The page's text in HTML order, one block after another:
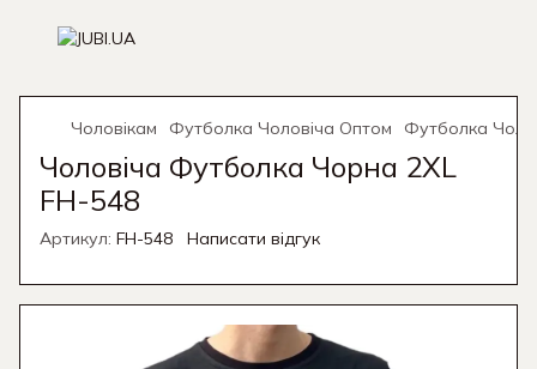
Чоловікам Футболка Чоловіча Оптом Футболка
Чоловіча Футболка Чорна 2XL
FH-548
Артикул: FH-548 Написати відгук